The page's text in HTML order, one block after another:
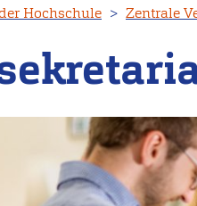
Hochschule Zentrale